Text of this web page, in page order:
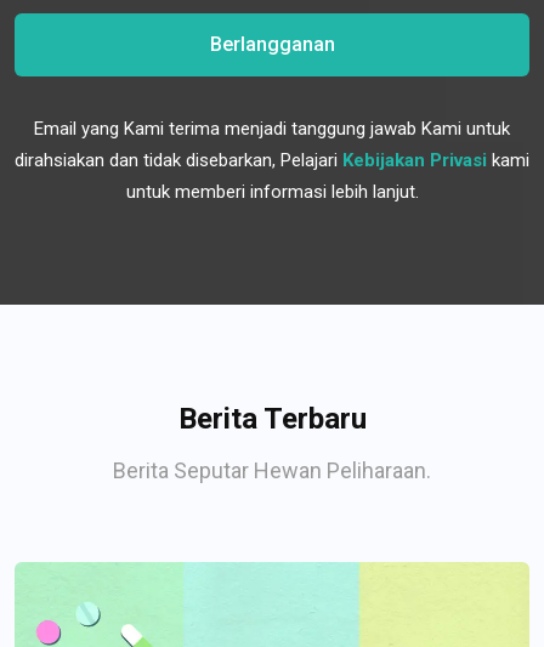
Berlangganan
Email yang Kami terima menjadi tanggung jawab Kami untuk
dirahsiakan dan tidak disebarkan, Pelajari Kebijakan Privasi kami
untuk memberi informasi lebih lanjut.
Berita Terbaru
Berita Seputar Hewan Peliharaan.